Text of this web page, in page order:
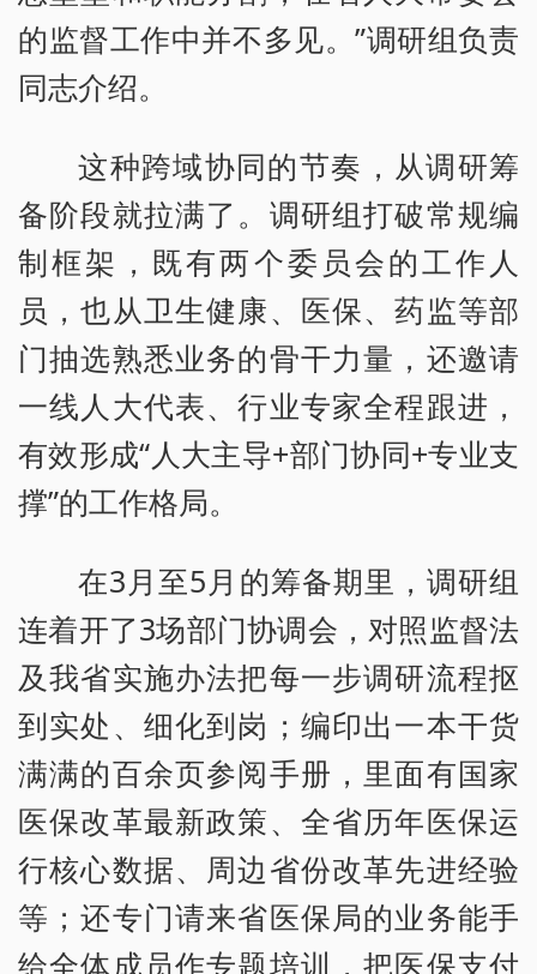
的监督工作中并不多见。”调研组负责
同志介绍。
这种跨域协同的节奏，从调研筹
备阶段就拉满了。调研组打破常规编
制框架，既有两个委员会的工作人
员，也从卫生健康、医保、药监等部
门抽选熟悉业务的骨干力量，还邀请
一线人大代表、行业专家全程跟进，
有效形成“人大主导+部门协同+专业支
撑”的工作格局。
在3月至5月的筹备期里，调研组
连着开了3场部门协调会，对照监督法
及我省实施办法把每一步调研流程抠
到实处、细化到岗；编印出一本干货
满满的百余页参阅手册，里面有国家
医保改革最新政策、全省历年医保运
行核心数据、周边省份改革先进经验
等；还专门请来省医保局的业务能手
给全体成员作专题培训，把医保支付